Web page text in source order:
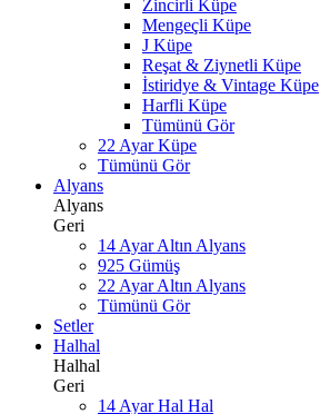
Zincirli Küpe
Mengeçli Küpe
J Küpe
Reşat & Ziynetli Küpe
İstiridye & Vintage Küpe
Harfli Küpe
Tümünü Gör
22 Ayar Küpe
Tümünü Gör
Alyans
Alyans
Geri
14 Ayar Altın Alyans
925 Gümüş
22 Ayar Altın Alyans
Tümünü Gör
Setler
Halhal
Halhal
Geri
14 Ayar Hal Hal